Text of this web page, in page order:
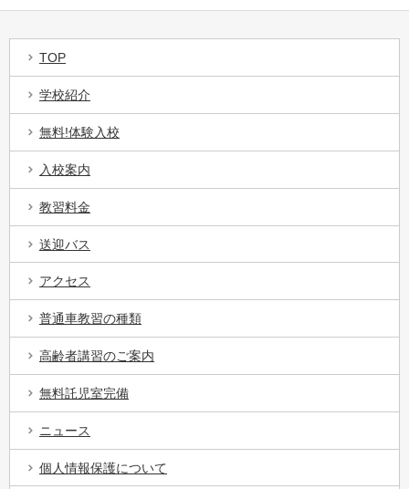
TOP
学校紹介
無料!体験入校
入校案内
教習料金
送迎バス
アクセス
普通車教習の種類
高齢者講習のご案内
無料託児室完備
ニュース
個人情報保護について